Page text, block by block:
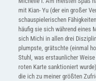
mit Kian- Yu (der ein großer
schauspielerischen
häufig sie sich während eines
sich Michi in allen drei
plumpste, grätschte (einmal
Stuhl, was erstaunlicher
roten Karte sanktioniert
die ich zu meiner größten